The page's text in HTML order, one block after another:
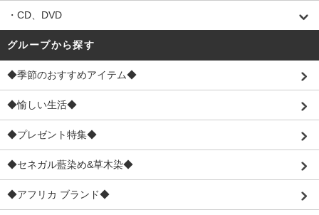
・CD、DVD
グループから探す
◆季節のおすすめアイテム◆
◆愉しい生活◆
◆プレゼント特集◆
◆セネガル藍染め&草木染◆
◆アフリカ ブランド◆